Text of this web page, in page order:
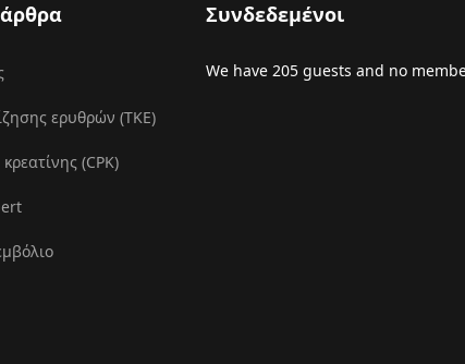
ερυθρών (ΤΚΕ)
(CPK)
Συνδεδεμένοι
We have 205 guests and no